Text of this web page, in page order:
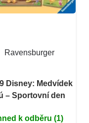
Ravensburger
Disney: Medvídek
– Sportovní den
k odběru (1)